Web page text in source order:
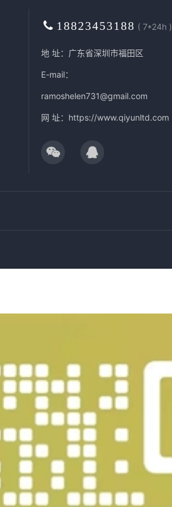
18823453188 ( 7*24h )
地 址：广东省深圳市福田区
E-mail：
ramoshelen731@gmail.com
网 址： https://www.qiyunltd.com